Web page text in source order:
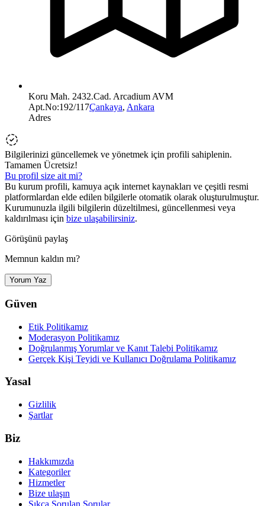
Koru Mah. 2432.Cad. Arcadium AVM
Apt.No:192/117Çankaya, Ankara
Adres
Bilgilerinizi güncellemek ve yönetmek için profili sahiplenin.
Tamamen Ücretsiz!
Bu profil size ait mi?
Bu kurum profili, kamuya açık internet kaynakları ve çeşitli resmi
platformlardan elde edilen bilgilerle otomatik olarak oluşturulmuştur.
Kurumunuzla ilgili bilgilerin düzeltilmesi, güncellenmesi veya
kaldırılması için bize ulaşabilirsiniz.
Görüşünü paylaş
Memnun kaldın mı?
Yorum Yaz
Güven
Etik Politikamız
Moderasyon Politikamız
Doğrulanmış Yorumlar ve Kanıt Talebi Politikamız
Gerçek Kişi Teyidi ve Kullanıcı Doğrulama Politikamız
Yasal
Gizlilik
Şartlar
Biz
Hakkımızda
Kategoriler
Hizmetler
Bize ulaşın
Sıkça Sorulan Sorular